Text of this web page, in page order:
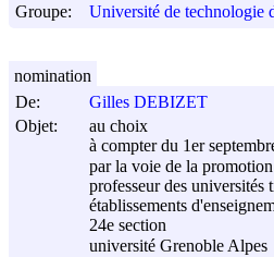
Groupe:
Université de technologie
De:
Gilles DEBIZET
Objet:
au choix
à compter du 1er
par la voie de la
professeur des universités
établissements
24e section
université Grenoble Alpes
nomination